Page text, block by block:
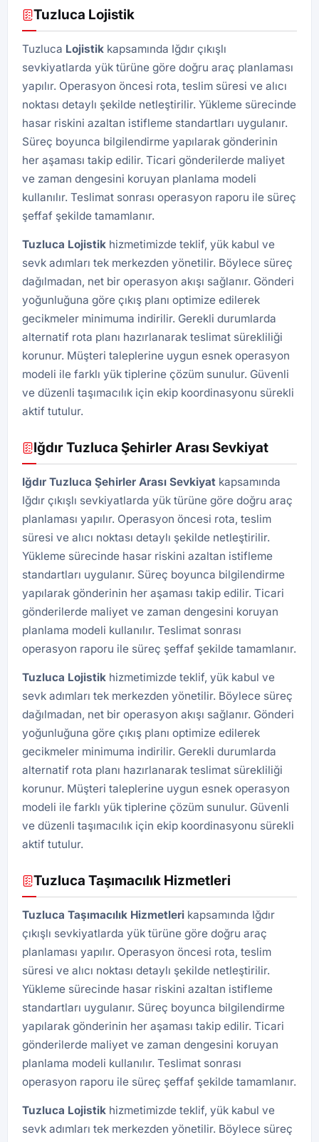
Tuzluca Lojistik
Tuzluca Lojistik kapsamında Iğdır çıkışlı
sevkiyatlarda yük türüne göre doğru araç planlaması
yapılır. Operasyon öncesi rota, teslim süresi ve alıcı
noktası detaylı şekilde netleştirilir. Yükleme sürecinde
hasar riskini azaltan istifleme standartları uygulanır.
Süreç boyunca bilgilendirme yapılarak gönderinin
her aşaması takip edilir. Ticari gönderilerde maliyet
ve zaman dengesini koruyan planlama modeli
kullanılır. Teslimat sonrası operasyon raporu ile süreç
şeffaf şekilde tamamlanır.
Tuzluca Lojistik hizmetimizde teklif, yük kabul ve
sevk adımları tek merkezden yönetilir. Böylece süreç
dağılmadan, net bir operasyon akışı sağlanır. Gönderi
yoğunluğuna göre çıkış planı optimize edilerek
gecikmeler minimuma indirilir. Gerekli durumlarda
alternatif rota planı hazırlanarak teslimat sürekliliği
korunur. Müşteri taleplerine uygun esnek operasyon
modeli ile farklı yük tiplerine çözüm sunulur. Güvenli
ve düzenli taşımacılık için ekip koordinasyonu sürekli
aktif tutulur.
Iğdır Tuzluca Şehirler Arası Sevkiyat
Iğdır Tuzluca Şehirler Arası Sevkiyat kapsamında
Iğdır çıkışlı sevkiyatlarda yük türüne göre doğru araç
planlaması yapılır. Operasyon öncesi rota, teslim
süresi ve alıcı noktası detaylı şekilde netleştirilir.
Yükleme sürecinde hasar riskini azaltan istifleme
standartları uygulanır. Süreç boyunca bilgilendirme
yapılarak gönderinin her aşaması takip edilir. Ticari
gönderilerde maliyet ve zaman dengesini koruyan
planlama modeli kullanılır. Teslimat sonrası
operasyon raporu ile süreç şeffaf şekilde tamamlanır.
Tuzluca Lojistik hizmetimizde teklif, yük kabul ve
sevk adımları tek merkezden yönetilir. Böylece süreç
dağılmadan, net bir operasyon akışı sağlanır. Gönderi
yoğunluğuna göre çıkış planı optimize edilerek
gecikmeler minimuma indirilir. Gerekli durumlarda
alternatif rota planı hazırlanarak teslimat sürekliliği
korunur. Müşteri taleplerine uygun esnek operasyon
modeli ile farklı yük tiplerine çözüm sunulur. Güvenli
ve düzenli taşımacılık için ekip koordinasyonu sürekli
aktif tutulur.
Tuzluca Taşımacılık Hizmetleri
Tuzluca Taşımacılık Hizmetleri kapsamında Iğdır
çıkışlı sevkiyatlarda yük türüne göre doğru araç
planlaması yapılır. Operasyon öncesi rota, teslim
süresi ve alıcı noktası detaylı şekilde netleştirilir.
Yükleme sürecinde hasar riskini azaltan istifleme
standartları uygulanır. Süreç boyunca bilgilendirme
yapılarak gönderinin her aşaması takip edilir. Ticari
gönderilerde maliyet ve zaman dengesini koruyan
planlama modeli kullanılır. Teslimat sonrası
operasyon raporu ile süreç şeffaf şekilde tamamlanır.
Tuzluca Lojistik hizmetimizde teklif, yük kabul ve
sevk adımları tek merkezden yönetilir. Böylece süreç